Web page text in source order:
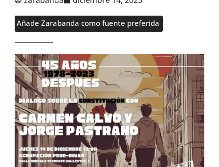
Añade Zarabanda como fuente preferida